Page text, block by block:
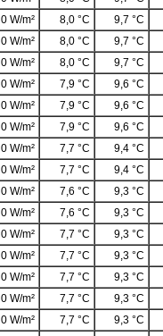
0 W/m² 8,0 °C 9,7 °C
0 W/m² 8,0 °C 9,7 °C
0 W/m² 8,0 °C 9,7 °C
0 W/m² 7,9 °C 9,6 °C
0 W/m² 7,9 °C 9,6 °C
0 W/m² 7,9 °C 9,6 °C
0 W/m² 7,7 °C 9,4 °C
0 W/m² 7,7 °C 9,4 °C
0 W/m² 7,6 °C 9,3 °C
0 W/m² 7,6 °C 9,3 °C
0 W/m² 7,7 °C 9,3 °C
0 W/m² 7,7 °C 9,3 °C
0 W/m² 7,7 °C 9,3 °C
0 W/m² 7,7 °C 9,3 °C
0 W/m² 7,7 °C 9,3 °C